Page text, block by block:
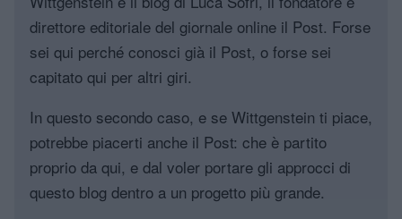
direttore editoriale del giornale online il Post. Forse
sei qui perché conosci già il Post, o forse sei
capitato qui per altri giri.
In questo secondo caso, e se Wittgenstein ti piace,
potrebbe piacerti anche il Post: che è partito
proprio da qui, e dal voler portare gli approcci di
questo blog dentro a un progetto più grande.